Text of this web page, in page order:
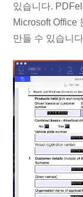
있습니다.
Microsoft Office
만들 수 있습니